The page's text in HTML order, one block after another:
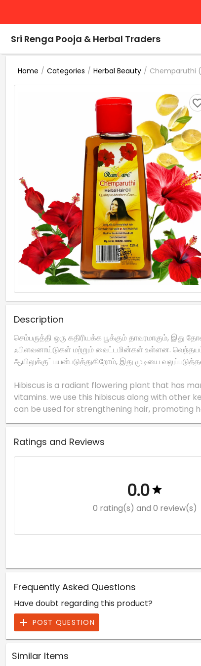
Sri Renga Pooja & Herbal Traders
Home / Categories / Herbal Beauty / Chemparuthi
Description
செம்பருத்தி ஒரு கதிரியக்க பூக்கும் தாவரமாகும்,
ஃபிளவனாய்டுகள் மற்றும் வைட்டமின்கள் உள்ளன.
ஆயிலுக்கு" பயன்படுத்துகிறோம், இது முடியை
Hibiscus is a radiant flowering plant that has
vitamins. we use this hibiscus along with other
Ratings and Reviews
0.0
0 rating(s) and 0 review(s)
Frequently Asked Questions
Have doubt regarding this product?
POST QUESTION
Similar Items